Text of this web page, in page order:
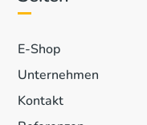
E-Shop
Unternehmen
Kontakt